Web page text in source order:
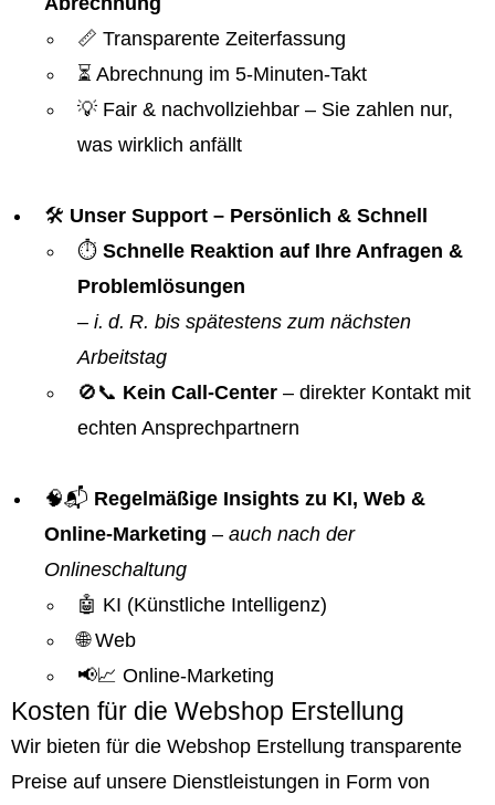
📏 Transparente Zeiterfassung
⏳ Abrechnung im 5-Minuten-Takt
💡 Fair & nachvollziehbar – Sie zahlen nur,
was wirklich anfällt
🛠️ Unser Support – Persönlich & Schnell
⏱️ Schnelle Reaktion auf Ihre Anfragen &
Problemlösungen
– i. d. R. bis spätestens zum nächsten
Arbeitstag
🚫📞 Kein Call-Center – direkter Kontakt mit
echten Ansprechpartnern
🧠📬 Regelmäßige Insights zu KI, Web &
Online-Marketing – auch nach der
Onlineschaltung
🤖 KI (Künstliche Intelligenz)
🌐 Web
📢📈 Online-Marketing
Kosten für die Webshop Erstellung
Wir bieten für die Webshop Erstellung transparente
Preise auf unsere Dienstleistungen in Form von